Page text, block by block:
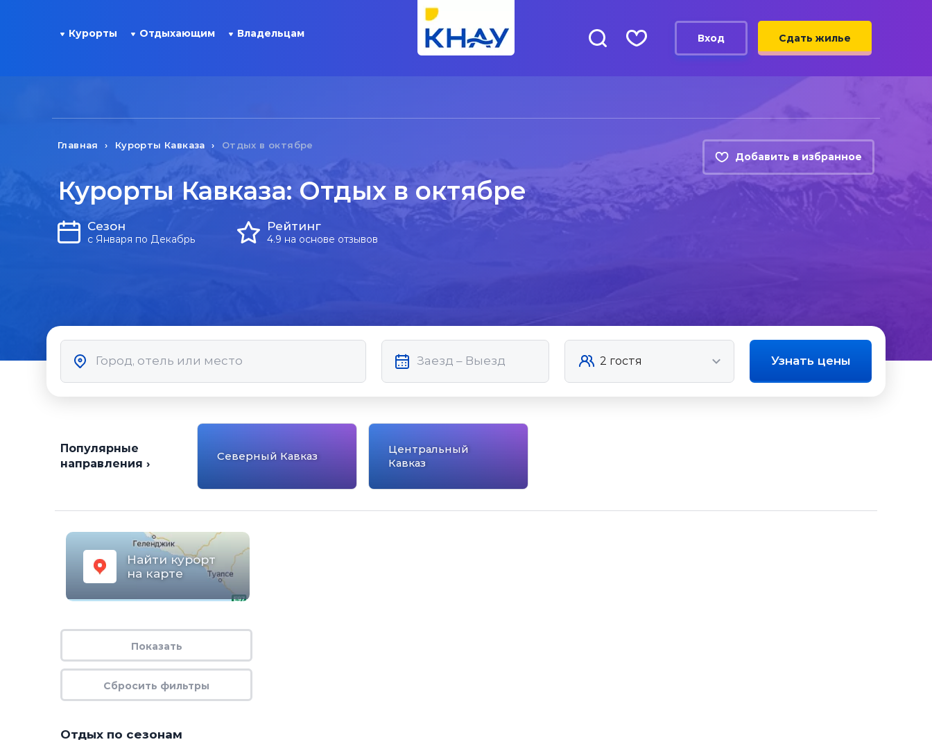
Курорты Отдыхающим Владельцам Вход Сдать жилье
Главная Курорты Кавказа Отдых в октябре
Добавить в избранное
Курорты Кавказа: Отдых в октябре
Сезон
с Января по Декабрь
Рейтинг
4.9 на основе отзывов
Узнать цены
Популярные
направления ›
Северный Кавказ
Центральный
Кавказ
Найти курорт
на карте
Отдых по сезонам